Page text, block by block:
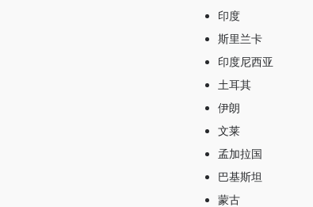
印度
斯里兰卡
印度尼西亚
土耳其
伊朗
文莱
孟加拉国
巴基斯坦
蒙古